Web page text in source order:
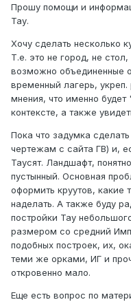
Прошу помощи и
Тау.
Хочу сделать несколько
Т.е. это не город, не
возможно объединенные
временный лагерь,
мнения, что именно
контексте, а также
Пока что задумка
чертежам с сайта ГВ) и,
Таусят. Ландшафт,
пустынный. Основная
оформить круутов, какие
наделать. А также буду
постройки Тау
размером со средний
подобных построек, их,
теми же орками, ИГ и
откровенно мало.
Еще есть вопрос по